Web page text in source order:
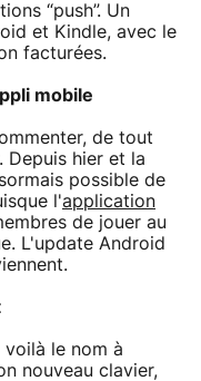
“push”. Un
et Kindle, avec le
facturées.
mobile
de tout
Depuis hier et la
possible de
l'application
de jouer au
L'update Android
le nom à
nouveau clavier,